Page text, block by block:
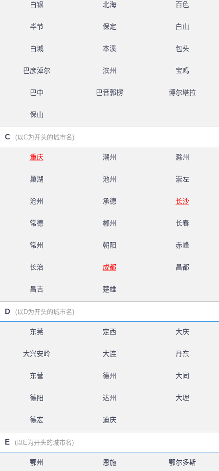
白银 北海 百色
毕节 保定 白山
白城 本溪 包头
巴彦淖尔 滨州 宝鸡
巴中 巴音郭楞 博尔塔拉
保山
C (以C为开头的城市名)
重庆 潮州 滁州
巢湖 池州 崇左
沧州 承德 长沙
常德 郴州 长春
常州 朝阳 赤峰
长治 成都 昌都
昌吉 楚雄
D (以D为开头的城市名)
东莞 定西 大庆
大兴安岭 大连 丹东
东营 德州 大同
德阳 达州 大理
德宏 迪庆
E (以E为开头的城市名)
鄂州 恩施 鄂尔多斯